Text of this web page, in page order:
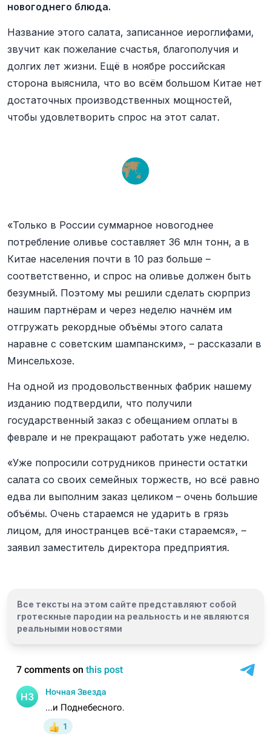
новогоднего блюда.
Название этого салата, записанное иероглифами,
звучит как пожелание счастья, благополучия и
долгих лет жизни. Ещё в ноябре российская
сторона выяснила, что во всём большом Китае нет
достаточных производственных мощностей,
чтобы удовлетворить спрос на этот салат.
«Только в России суммарное новогоднее
потребление оливье составляет 36 млн тонн, а в
Китае населения почти в 10 раз больше –
соответственно, и спрос на оливье должен быть
безумный. Поэтому мы решили сделать сюрприз
нашим партнёрам и через неделю начнём им
отгружать рекордные объёмы этого салата
наравне с советским шампанским», – рассказали в
Минсельхозе.
На одной из продовольственных фабрик нашему
изданию подтвердили, что получили
государственный заказ с обещанием оплаты в
феврале и не прекращают работать уже неделю.
«Уже попросили сотрудников принести остатки
салата со своих семейных торжеств, но всё равно
едва ли выполним заказ целиком – очень большие
объёмы. Очень стараемся не ударить в грязь
лицом, для иностранцев всё-таки стараемся», –
заявил заместитель директора предприятия.
Все тексты на этом сайте представляют собой
гротескные пародии на реальность и не являются
реальными новостями